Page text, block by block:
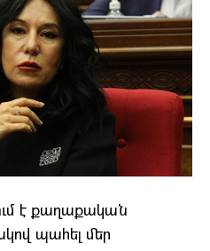
է քաղաքական
պահել մեր